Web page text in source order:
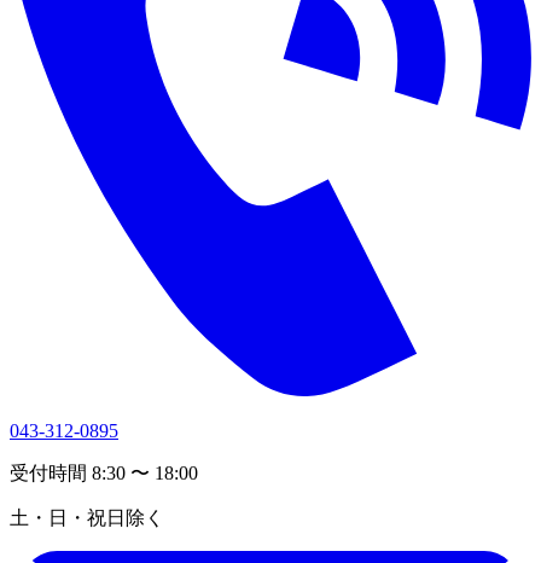
043-312-0895
受付時間 8:30 〜 18:00
土・日・祝日除く